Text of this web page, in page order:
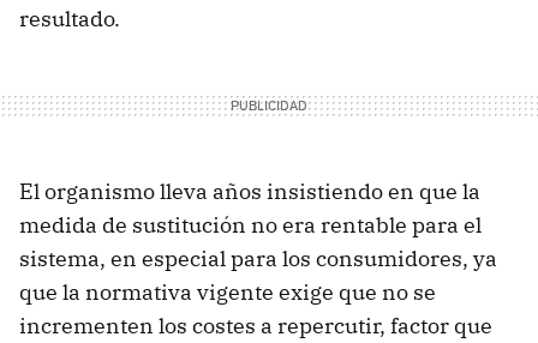
resultado.
El organismo lleva años insistiendo en que la
medida de sustitución no era rentable para el
sistema, en especial para los consumidores, ya
que la normativa vigente exige que no se
incrementen los costes a repercutir, factor que